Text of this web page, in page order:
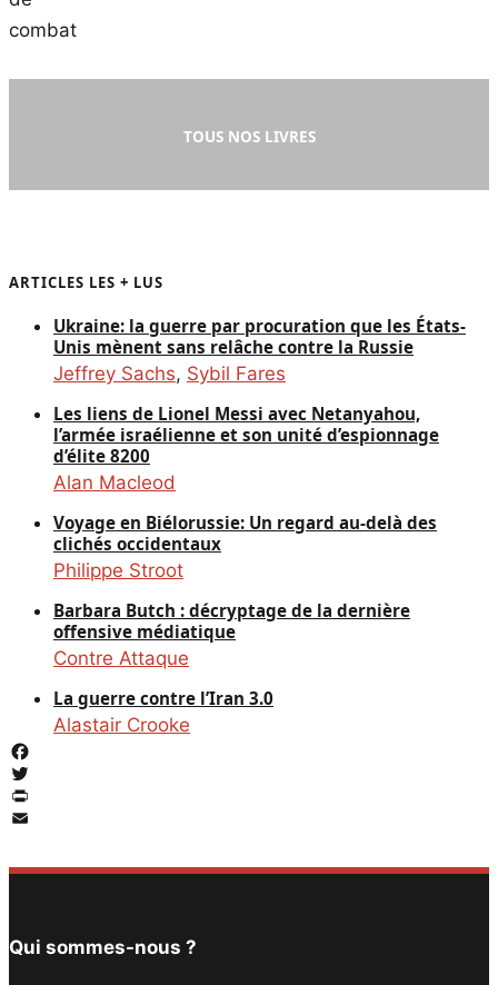
TOUS NOS LIVRES
ARTICLES LES + LUS
Ukraine: la guerre par procuration que les États-
Unis mènent sans relâche contre la Russie
Jeffrey Sachs, Sybil Fares
Les liens de Lionel Messi avec Netanyahou,
l’armée israélienne et son unité d’espionnage
d’élite 8200
Alan Macleod
Voyage en Biélorussie: Un regard au-delà des
clichés occidentaux
Philippe Stroot
Barbara Butch : décryptage de la dernière
offensive médiatique
Contre Attaque
La guerre contre l’Iran 3.0
Alastair Crooke
Facebook
Twitter
PrintFriendly
Qui sommes-nous ?